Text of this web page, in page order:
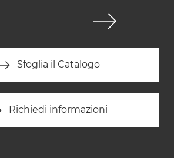
Sfoglia il Catalogo
Richiedi informazioni